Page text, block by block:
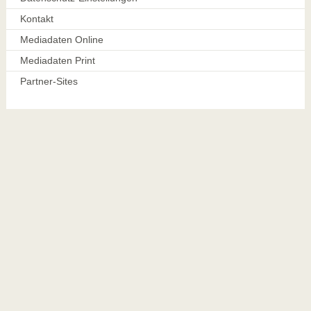
Kontakt
Mediadaten Online
Mediadaten Print
Partner-Sites